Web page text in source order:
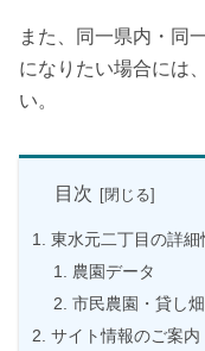
また、同一県内・同
になりたい場合には
い。
目次
東水元二丁目の詳細
農園データ
市民農園・貸し
サイト情報のご案内